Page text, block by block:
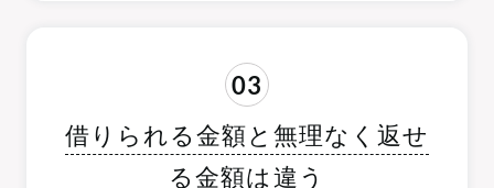
03
借りられる金額と無理なく返せ
る金額は違う